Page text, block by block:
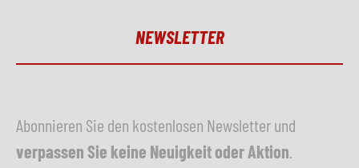
NEWSLETTER
Abonnieren Sie den kostenlosen Newsletter und
verpassen Sie keine Neuigkeit oder Aktion